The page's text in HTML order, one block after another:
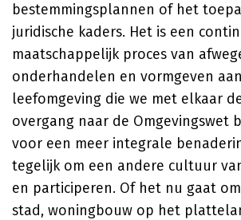
bestemmingsplannen of het
juridische kaders. Het is een
maatschappelijk proces van
onderhandelen en vormgeven
leefomgeving die we met elkaar
overgang naar de Omgevingswet
voor een meer integrale
tegelijk om een andere cultuur
en participeren. Of het nu gaat
stad, woningbouw op het